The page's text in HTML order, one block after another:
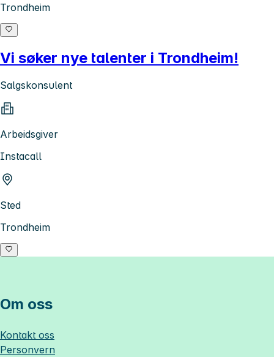
Trondheim
Vi søker nye talenter i Trondheim!
Salgskonsulent
Arbeidsgiver
Instacall
Sted
Trondheim
Om oss
Kontakt oss
Personvern